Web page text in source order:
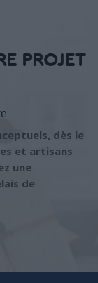
PROJET
dès le
et artisans
une
de